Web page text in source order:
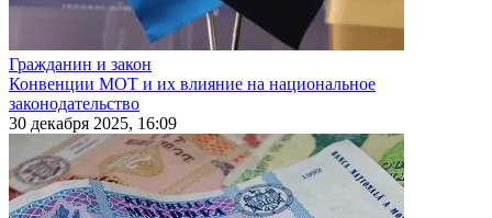
Гражданин и закон
Конвенции МОТ и их влияние на национальное
законодательство
30 декабря 2025, 16:09